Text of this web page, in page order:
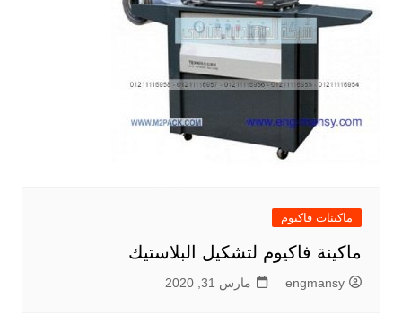
ماكينات فاكيوم
ماكينة فاكيوم لتشكيل البلاستيك
engmansy مارس 31, 2020